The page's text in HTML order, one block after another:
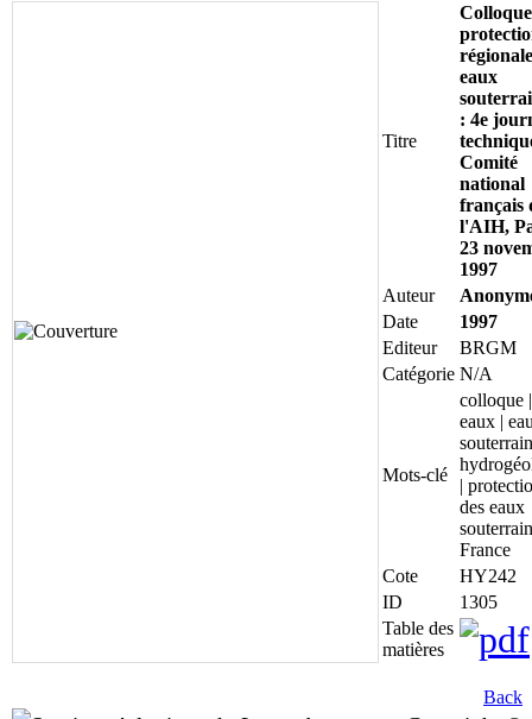
Titre
eaux
: 4e
Comité
national
français
l'AIH,
23
1997
Auteur
Date
1997
Editeur
BRGM
Catégorie N/A
Mots-clé
colloque |
eaux |
|
des eaux
France
Cote
HY242
ID
1305
Table des
matières
Back